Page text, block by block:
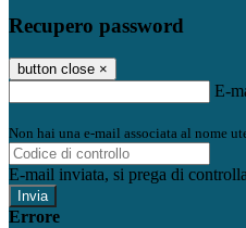
Recupero password
button close ×
E-
Non hai una e-mail associata al nome
E-mail inviata, si prega di
Errore